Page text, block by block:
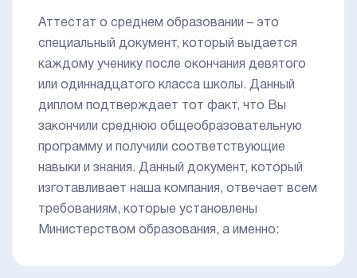
Аттестат о среднем образовании – это
специальный документ, который выдается
каждому ученику после окончания девятого
или одиннадцатого класса школы. Данный
диплом подтверждает тот факт, что Вы
закончили среднюю общеобразовательную
программу и получили соответствующие
навыки и знания. Данный документ, который
изготавливает наша компания, отвечает всем
требованиям, которые установлены
Министерством образования, а именно: